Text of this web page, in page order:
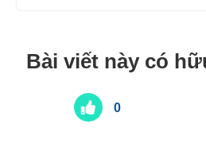
Bài viết này có
0